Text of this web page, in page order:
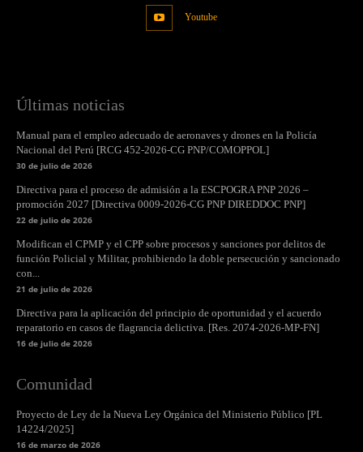
Youtube
Últimas noticias
Manual para el empleo adecuado de aeronaves y drones en la Policía
Nacional del Perú [RCG 452-2026-CG PNP/COMOPPOL]
30 de julio de 2026
Directiva para el proceso de admisión a la ESCPOGRA PNP 2026 –
promoción 2027 [Directiva 0009-2026-CG PNP DIREDDOC PNP]
22 de julio de 2026
Modifican el CPMP y el CPP sobre procesos y sanciones por delitos de
función Policial y Militar, prohibiendo la doble persecución y sancionado
con...
21 de julio de 2026
Directiva para la aplicación del principio de oportunidad y el acuerdo
reparatorio en casos de flagrancia delictiva. [Res. 2074-2026-MP-FN]
16 de julio de 2026
Comunidad
Proyecto de Ley de la Nueva Ley Orgánica del Ministerio Público [PL
14224/2025]
16 de marzo de 2026